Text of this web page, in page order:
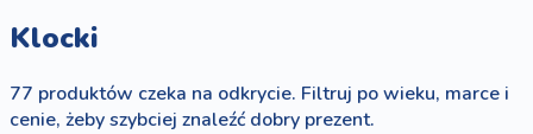
Klocki
77 produktów czeka na odkrycie. Filtruj po wieku, marce i
cenie, żeby szybciej znaleźć dobry prezent.